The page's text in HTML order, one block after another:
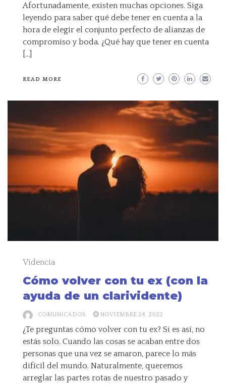
Afortunadamente, existen muchas opciones. Siga
leyendo para saber qué debe tener en cuenta a la
hora de elegir el conjunto perfecto de alianzas de
compromiso y boda. ¿Qué hay que tener en cuenta
[…]
READ MORE
Videncia
Cómo volver con tu ex (con la
ayuda de un clarividente)
COMUNICADOS NOVIEMBRE 24, 2022
¿Te preguntas cómo volver con tu ex? Si es así, no
estás solo. Cuando las cosas se acaban entre dos
personas que una vez se amaron, parece lo más
difícil del mundo. Naturalmente, queremos
arreglar las partes rotas de nuestro pasado y